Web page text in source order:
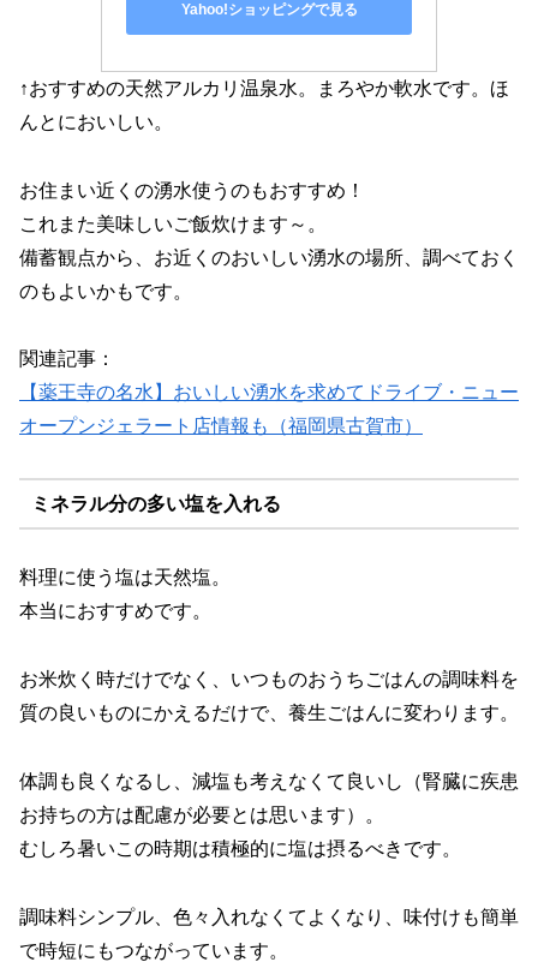
Yahoo!ショッピングで見る
↑おすすめの天然アルカリ温泉水。まろやか軟水です。ほ
んとにおいしい。
お住まい近くの湧水使うのもおすすめ！
これまた美味しいご飯炊けます～。
備蓄観点から、お近くのおいしい湧水の場所、調べておく
のもよいかもです。
関連記事：
【薬王寺の名水】おいしい湧水を求めてドライブ・ニュー
オープンジェラート店情報も（福岡県古賀市）
ミネラル分の多い塩を入れる
料理に使う塩は天然塩。
本当におすすめです。
お米炊く時だけでなく、いつものおうちごはんの調味料を
質の良いものにかえるだけで、養生ごはんに変わります。
体調も良くなるし、減塩も考えなくて良いし（腎臓に疾患
お持ちの方は配慮が必要とは思います）。
むしろ暑いこの時期は積極的に塩は摂るべきです。
調味料シンプル、色々入れなくてよくなり、味付けも簡単
で時短にもつながっています。